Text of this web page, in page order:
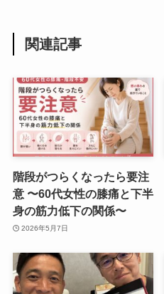
関連記事
階段がつらくなったら要注
意 〜60代女性の膝痛と下半
身の筋力低下の関係〜
2026年5月7日